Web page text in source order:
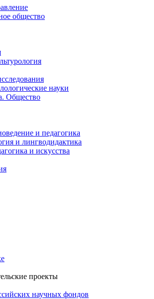
общество
науки
Общество
и педагогика
и лингводидактика
и искусства
проекты
научных фондов